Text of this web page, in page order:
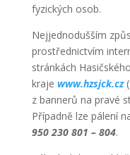
fyzických osob.
Nejjednodušším
prostřednictvím
stránkách
kraje www.hzsjck.cz
z bannerů na pravé
Případně lze pálení
950 230 801 – 804.